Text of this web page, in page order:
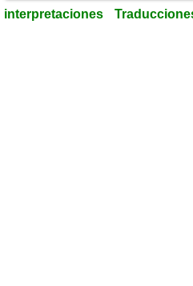
interpretaciones